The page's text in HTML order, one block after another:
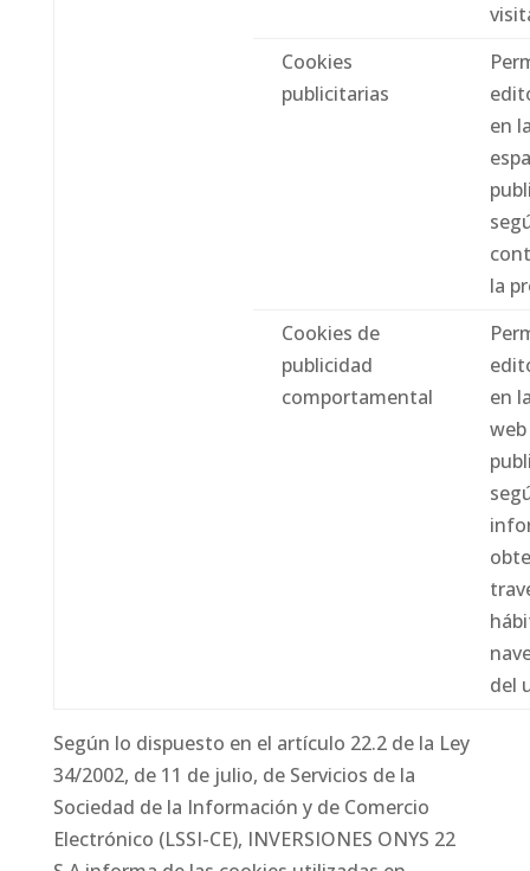
Cookies
publicitarias
en
la
Cookies de
publicidad
comportamental
en
del
Según lo dispuesto en el artículo 22.2 de la Ley
34/2002, de 11 de julio, de Servicios de la
Sociedad de la Información y de Comercio
Electrónico (LSSI-CE), INVERSIONES ONYS 22